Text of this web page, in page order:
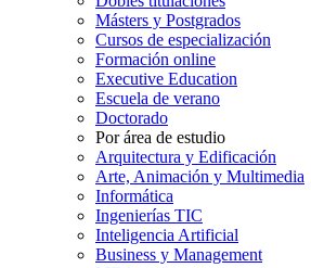
Másters y Postgrados
Cursos de especialización
Formación online
Executive Education
Escuela de verano
Doctorado
Por área de estudio
Arquitectura y Edificación
Arte, Animación y Multimedia
Informática
Ingenierías TIC
Inteligencia Artificial
Business y Management